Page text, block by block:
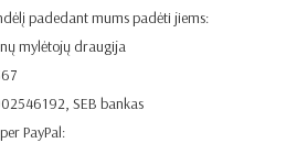
padedant mums padėti jiems:
mylėtojų draugija
SEB bankas
PayPal: